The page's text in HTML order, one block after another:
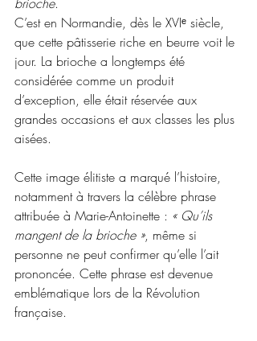
brioche.
C’est en Normandie, dès le XVIᵉ siècle,
que cette pâtisserie riche en beurre voit le
jour. La brioche a longtemps été
considérée comme un produit
d’exception, elle était réservée aux
grandes occasions et aux classes les plus
aisées.
Cette image élitiste a marqué l’histoire,
notamment à travers la célèbre phrase
attribuée à Marie-Antoinette : « Qu’ils
mangent de la brioche », même si
personne ne peut confirmer qu’elle l’ait
prononcée. Cette phrase est devenue
emblématique lors de la Révolution
française.